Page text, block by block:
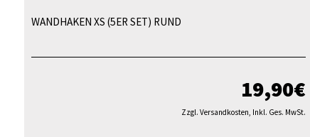
WANDHAKEN XS (5ER SET) RUND
19,90€
Zzgl. Versandkosten, Inkl. Ges. MwSt.